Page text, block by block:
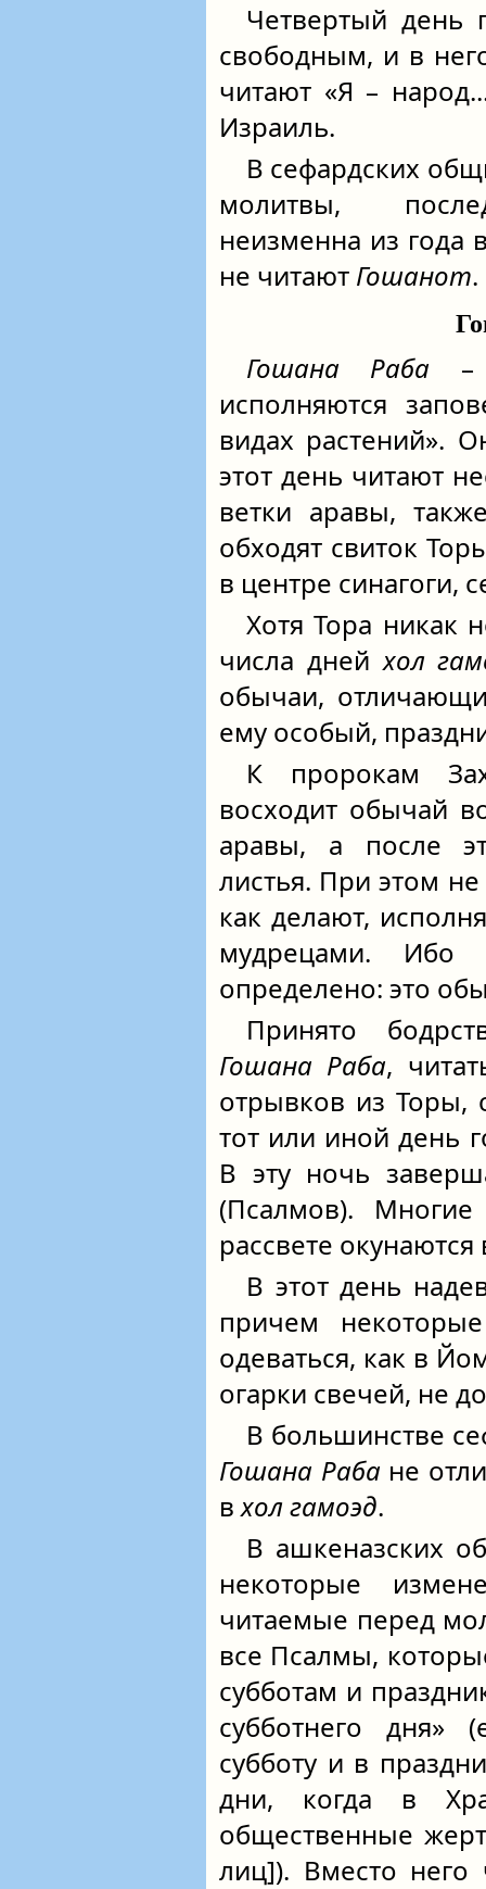
Четвертый день
свободным, и в
читают «Я –
Израиль.
В сефардских
молитвы,
неизменна из года
не читают Гошанот.
Гошана Раба –
исполняются
видах растений».
этот день читают
ветки аравы,
обходят свиток
в центре синагоги,
Хотя Тора никак
числа днейхол
обычаи,
ему особый,
К пророкам
восходит обычай
аравы, а после
листья. При этом
как делают,
мудрецами.
определено: это
Принято
Гошана Раба,
отрывков из Торы,
тот или иной день
В эту ночь
(Псалмов).
рассвете
В этот день
причем
одеваться, как в
огарки свечей, не
В большинстве
Гошана Раба не
вхол гамоэд.
В ашкеназских
некоторые
читаемые перед
все Псалмы,
субботам и
субботнего дня»
субботу и в
дни, когда в
общественные
лиц]). Вместо него